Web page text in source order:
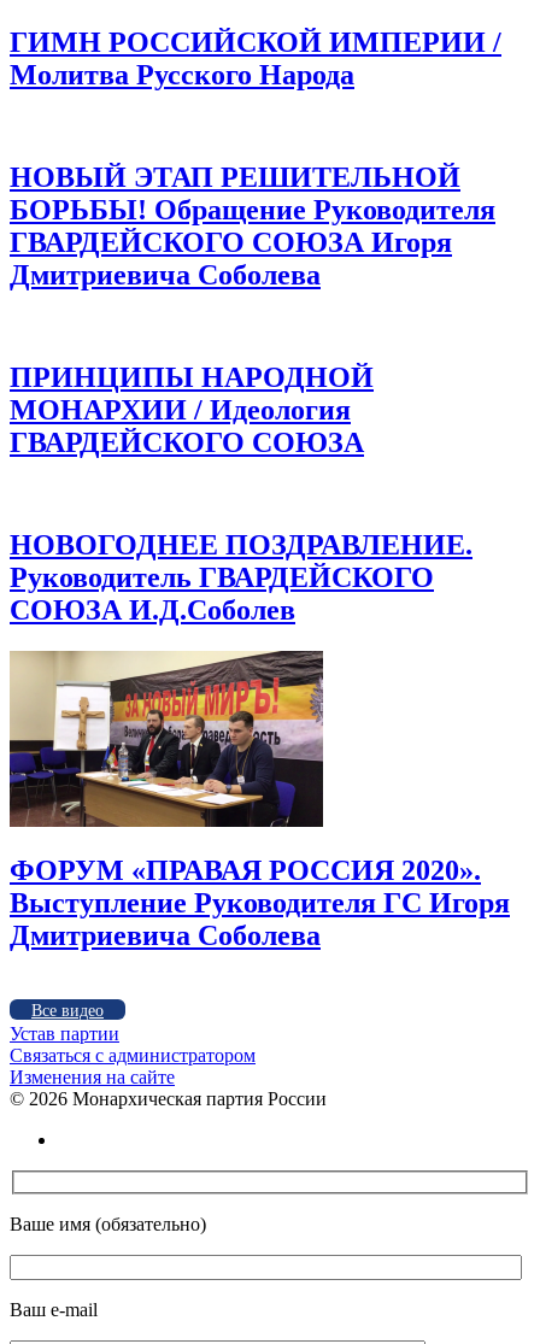
ГИМН РОССИЙСКОЙ ИМПЕРИИ /
Молитва Русского Народа
НОВЫЙ ЭТАП РЕШИТЕЛЬНОЙ
БОРЬБЫ! Обращение Руководителя
ГВАРДЕЙСКОГО СОЮЗА Игоря
Дмитриевича Соболева
ПРИНЦИПЫ НАРОДНОЙ
МОНАРХИИ / Идеология
ГВАРДЕЙСКОГО СОЮЗА
НОВОГОДНЕЕ ПОЗДРАВЛЕНИЕ.
Руководитель ГВАРДЕЙСКОГО
СОЮЗА И.Д.Соболев
ФОРУМ «ПРАВАЯ РОССИЯ 2020».
Выступление Руководителя ГС Игоря
Дмитриевича Соболева
Все видео
Устав партии
Связаться с администратором
Изменения на сайте
© 2026 Монархическая партия России
Ваше имя (обязательно)
Ваш e-mail